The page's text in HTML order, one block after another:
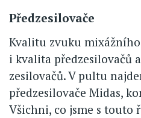
Předzesilovače
Kvalitu zvuku
i kvalita předzesilovačů
zesilovačů. V pultu
předzesilovače Midas,
Všichni, co jsme s touto